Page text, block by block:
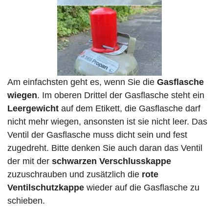
Am einfachsten geht es, wenn Sie die Gasflasche
wiegen. Im oberen Drittel der Gasflasche steht ein
Leergewicht auf dem Etikett, die Gasflasche darf
nicht mehr wiegen, ansonsten ist sie nicht leer. Das
Ventil der Gasflasche muss dicht sein und fest
zugedreht. Bitte denken Sie auch daran das Ventil
der mit der schwarzen Verschlusskappe
zuzuschrauben und zusätzlich die rote
Ventilschutzkappe wieder auf die Gasflasche zu
schieben.